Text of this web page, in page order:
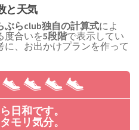
と天気
ぶらclub独自の計算式によ
度合いを5段階で表示してい
に、お出かけプランを作って
日和です。
モリ気分。